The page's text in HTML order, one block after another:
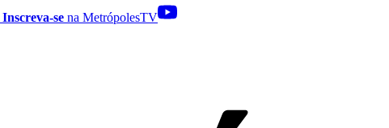
Inscreva-se na MetrópolesTV